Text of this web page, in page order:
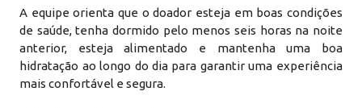
A equipe orienta que o doador esteja em boas condições
de saúde, tenha dormido pelo menos seis horas na noite
anterior, esteja alimentado e mantenha uma boa
hidratação ao longo do dia para garantir uma experiência
mais confortável e segura.